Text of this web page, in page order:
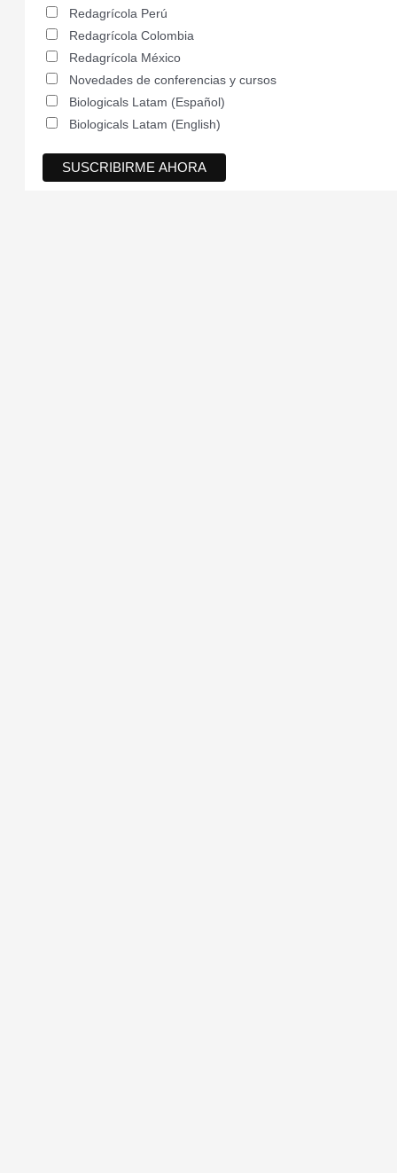
Redagrícola Perú
Redagrícola Colombia
Redagrícola México
Novedades de conferencias y cursos
Biologicals Latam (Español)
Biologicals Latam (English)